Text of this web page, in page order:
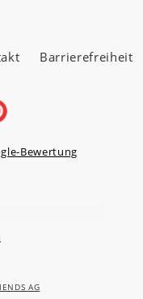
Barrierefreiheit
Bewertung
Homburg v.d.H.
AG